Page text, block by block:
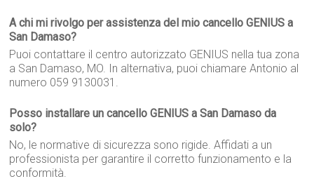
A chi mi rivolgo per assistenza del mio cancello GENIUS a
San Damaso?
Puoi contattare il centro autorizzato GENIUS nella tua zona
a San Damaso, MO. In alternativa, puoi chiamare Antonio al
numero 059 9130031.
Posso installare un cancello GENIUS a San Damaso da
solo?
No, le normative di sicurezza sono rigide. Affidati a un
professionista per garantire il corretto funzionamento e la
conformità.